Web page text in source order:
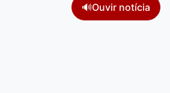
🔊Ouvir notícia